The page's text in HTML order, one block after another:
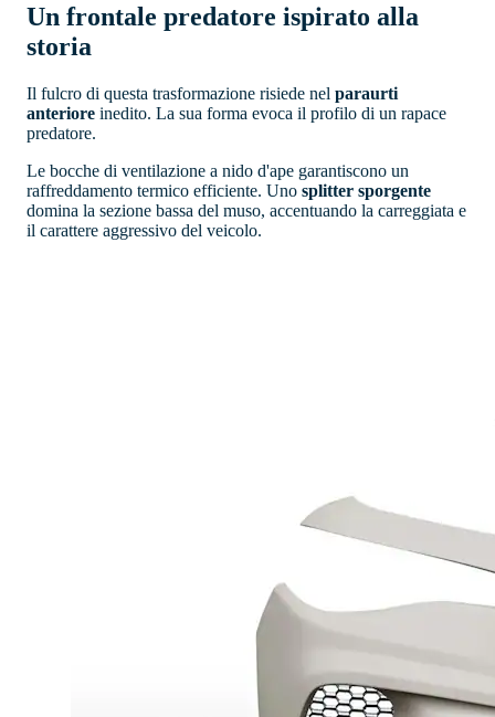
Un frontale predatore ispirato alla
storia
Il fulcro di questa trasformazione risiede nel paraurti
anteriore inedito. La sua forma evoca il profilo di un rapace
predatore.
Le bocche di ventilazione a nido d'ape garantiscono un
raffreddamento termico efficiente. Uno splitter sporgente
domina la sezione bassa del muso, accentuando la carreggiata e
il carattere aggressivo del veicolo.